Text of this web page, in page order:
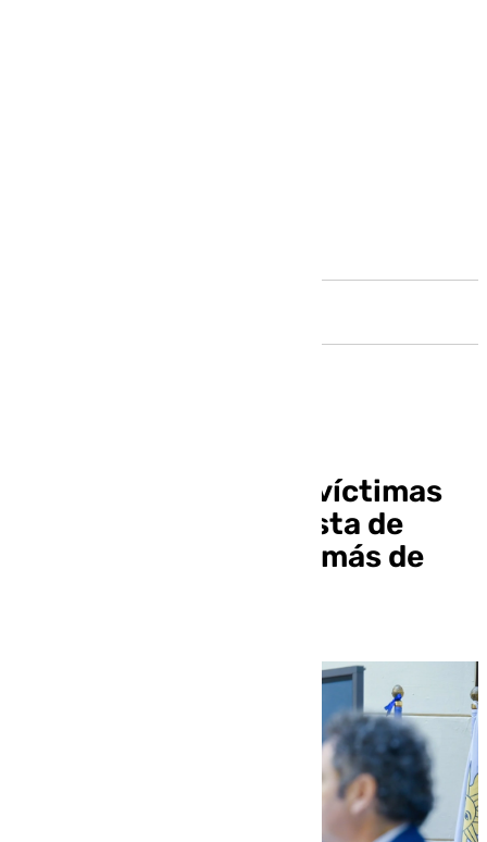
El servicio integral a víctimas
de la violencia machista de
Málaga lleva recibida más de